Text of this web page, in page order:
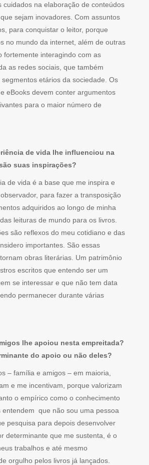
cuidados na elaboração de conteúdos
sejam inovadores. Com assuntos
para conquistar o leitor, porque
no mundo da internet, além de outras
fortemente interagindo com as
as redes sociais, que também
etários da sociedade. Os
eBooks devem conter argumentos
para o maior número de
de vida lhe influenciou na
suas inspirações?
de vida é a base que me inspira e
para fazer a transposição
adquiridos ao longo de minha
leituras de mundo para os livros.
são reflexos do meu cotidiano e das
importantes. São essas
obras literárias. Um patrimônio
escritos que entendo ser um
se interessar e que não tem data
permanecer durante várias
lhe apoiou nesta empreitada?
do apoio ou não deles?
– família e amigos – em maioria,
e me incentivam, porque valorizam
o empírico como o conhecimento
entendem que não sou uma pessoa
pesquisa para depois desenvolver
determinante que me sustenta, é o
trabalhos e até mesmo
orgulho pelos livros já lançados.